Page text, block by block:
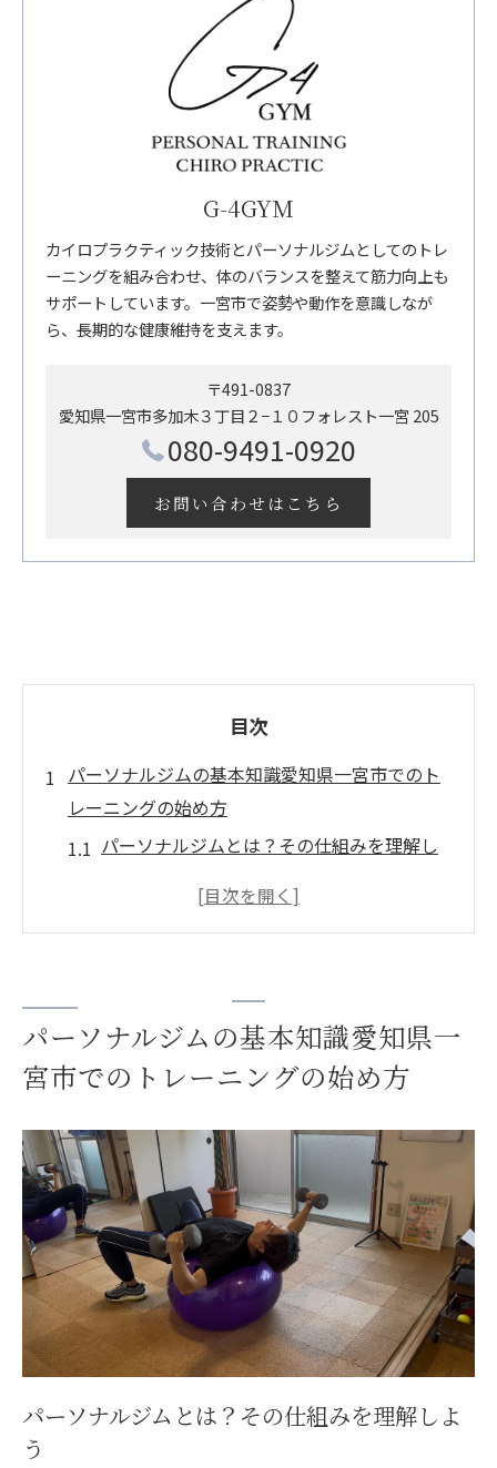
G-4GYM
カイロプラクティック技術とパーソナルジムとしてのトレ
ーニングを組み合わせ、体のバランスを整えて筋力向上も
サポートしています。一宮市で姿勢や動作を意識しなが
ら、長期的な健康維持を支えます。
〒491-0837
愛知県一宮市多加木３丁目２−１０フォレスト一宮 205
080-9491-0920
お問い合わせはこちら
目次
パーソナルジムの基本知識愛知県一宮市でのト
レーニングの始め方
パーソナルジムとは？その仕組みを理解し
愛知県一宮市でパーソナルジムを選ぶ際の
設備の紹介
トレーニングを始める前に知っておくべき
準備事項
一宮市でのトレーニングの流れを詳しく解
説
パーソナルジムでの目標設定とモチベーシ
ョン維持
自重とマシンの効果的な活用法一宮市パーソナ
ルジムの魅力
自重トレーニングのメリットと効果的な方
法
マシントレーニングがもたらす身体への変
パーソナルジムの基本知識愛知県一
宮市でのトレーニングの始め方
パーソナルジムとは？その仕組みを理解しよ
う